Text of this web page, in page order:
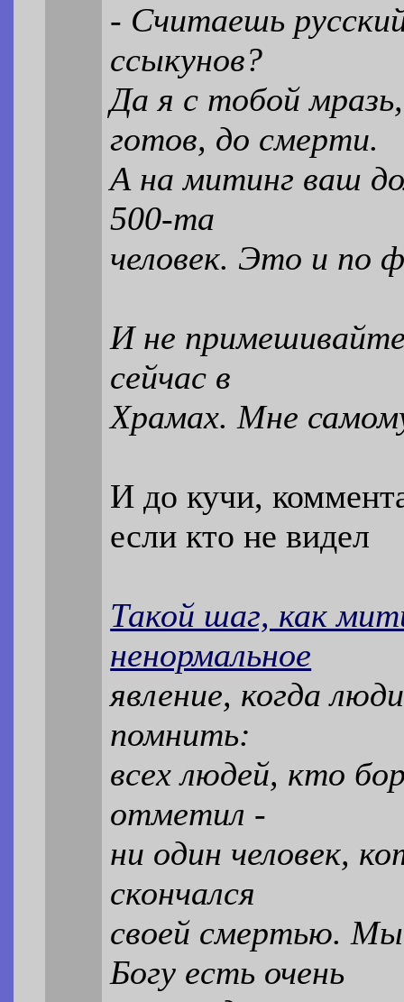
- Считаешь
ссыкунов?
Да я с тобой
готов, до смерти.
А на митинг ваш
500-та
человек. Это и по
И не
сейчас в
Храмах. Мне
И до кучи,
если кто не видел
Такой шаг, как
ненормальное
явление, когда
помнить:
всех людей, кто
отметил -
ни один человек,
скончался
своей смертью.
Богу есть очень